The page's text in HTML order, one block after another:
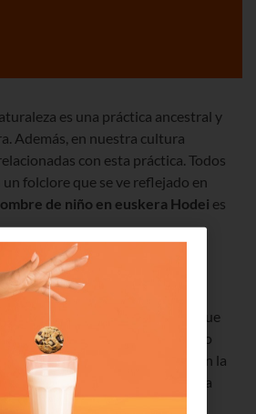
es una práctica ancestral y
Además, en nuestra cultura
con esta práctica. Todos
folclore que se ve reflejado en
de niño en euskera Hodei es
de Hodei
procede de nuestra cultura y que
con la naturaleza. Por otro
guarda cierta relación con la
es la divinidad del granizo y de la
es el nombre con el que se